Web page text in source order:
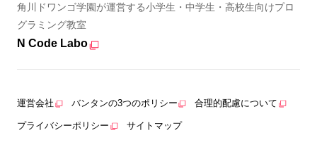
角川ドワンゴ学園が運営する小学生・中学生・高校生向けプロ
グラミング教室
N Code Labo
運営会社 バンタンの3つのポリシー 合理的配慮について
プライバシーポリシー サイトマップ